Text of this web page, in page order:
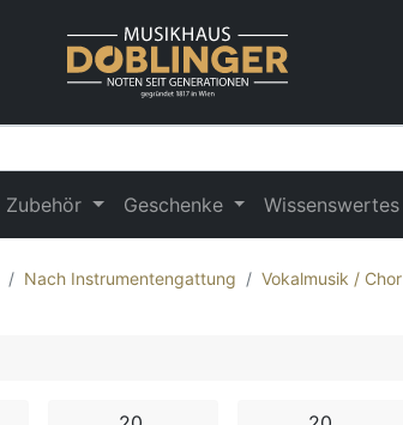
Zubehör Geschenke Wissenswertes
Nach Instrumentengattung Vokalmusik / Chor